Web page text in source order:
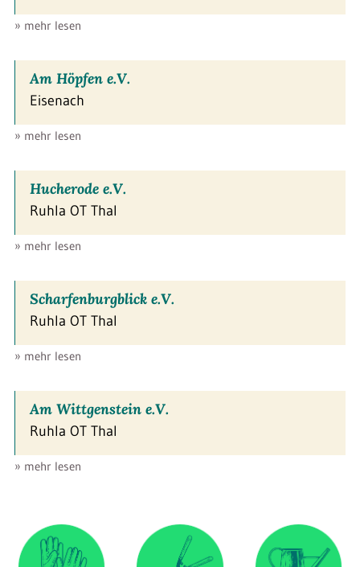
» mehr lesen
Am Höpfen e.V.
Eisenach
» mehr lesen
Hucherode e.V.
Ruhla OT Thal
» mehr lesen
Scharfenburgblick e.V.
Ruhla OT Thal
» mehr lesen
Am Wittgenstein e.V.
Ruhla OT Thal
» mehr lesen